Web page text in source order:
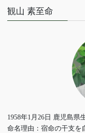
観山 素至命
1958年1月26日 鹿児島県
命名理由：宿命の干支を